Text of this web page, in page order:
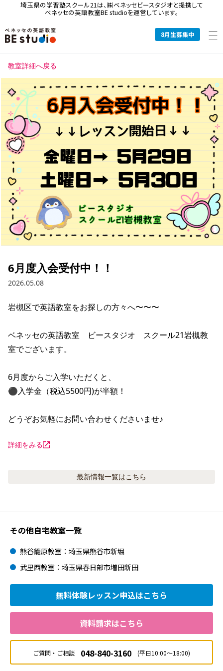
埼玉県の学習塾スクール21は、㈱ベネッセビースタジオと提携して
ベネッセの英語教室BE studioを運営しています。
8月生募集中
教室詳細へ戻る
6月度入会受付中！！
2026.05.08
岩槻区で英語教室をお探しの方々へ〜〜〜
ベネッセの英語教室　ビースタジオ　スクール21岩槻教
室でございます。
6月度からご入学いただくと、
⚫︎入学金（税込5500円)が半額！
どうぞお気軽にお問い合わせくださいませ♪
詳細をみる
最新情報一覧はこちら
その他自宅教室一覧
熊谷籠原教室：埼玉県熊谷市新堀
武里西教室：埼玉県春日部市増田新田
無料体験レッスン申込はこちら
資料請求はこちら
ご質問・ご相談 048-840-3160 (平日10:00～18:00)